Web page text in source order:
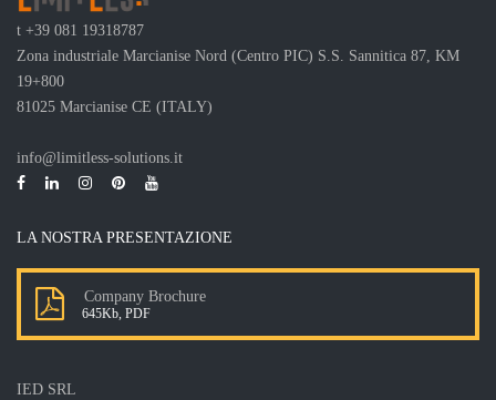
t +39 081 19318787
Zona industriale Marcianise Nord (Centro PIC) S.S. Sannitica 87, KM
19+800
81025 Marcianise CE (ITALY)
info@limitless-solutions.it
LA NOSTRA PRESENTAZIONE
Company Brochure
645Kb, PDF
IED SRL